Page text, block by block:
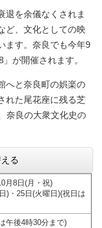
を余儀なくされま
ど、文化としての映
ます。奈良でも今年9
が開催されます。
へと奈良町の娯楽の
れた尾花座に残る芝
奈良の大衆文化史の
る
月8日(月・祝)
)・25日(火曜日)(祝日は
午後4時30分まで)